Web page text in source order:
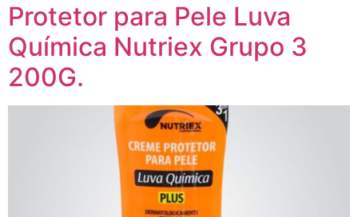
Protetor para Pele Luva
Química Nutriex Grupo 3
200G.